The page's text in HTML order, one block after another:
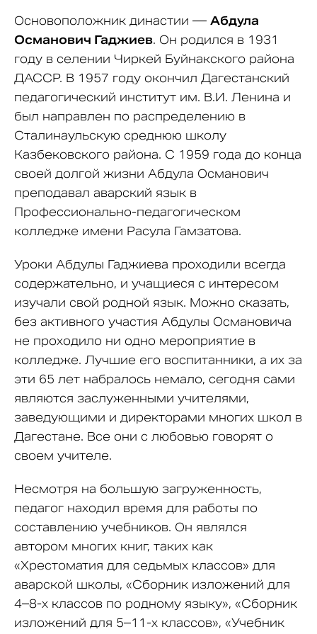
Основоположник династии — Абдула
Османович Гаджиев. Он родился в 1931
году в селении Чиркей Буйнакского района
ДАССР. В 1957 году окончил Дагестанский
педагогический институт им. В.И. Ленина и
был направлен по распределению в
Сталинаульскую среднюю школу
Казбековского района. С 1959 года до конца
своей долгой жизни Абдула Османович
преподавал аварский язык в
Профессионально-педагогическом
колледже имени Расула Гамзатова.
Уроки Абдулы Гаджиева проходили всегда
содержательно, и учащиеся с интересом
изучали свой родной язык. Можно сказать,
без активного участия Абдулы Османовича
не проходило ни одно мероприятие в
колледже. Лучшие его воспитанники, а их за
эти 65 лет набралось немало, сегодня сами
являются заслуженными учителями,
заведующими и директорами многих школ в
Дагестане. Все они с любовью говорят о
своем учителе.
Несмотря на большую загруженность,
педагог находил время для работы по
составлению учебников. Он являлся
автором многих книг, таких как
«Хрестоматия для седьмых классов» для
аварской школы, «Сборник изложений для
4–8-х классов по родному языку», «Сборник
изложений для 5–11-х классов», «Учебник